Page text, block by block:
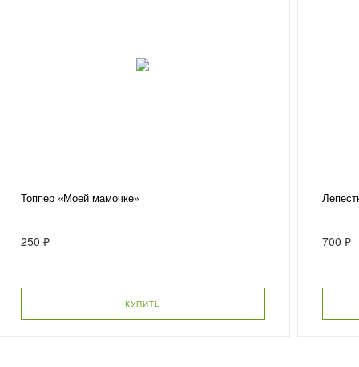
Топпер «Моей мамочке»
250 ₽
КУПИТЬ
700 ₽